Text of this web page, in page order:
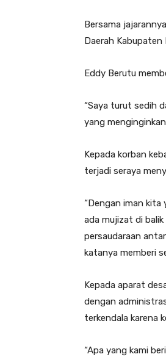
Bersama
Daerah Kabupaten
Eddy Berutu
“Saya turut sedih
yang
Kepada korban
terjadi seraya
“Dengan iman kita
ada mujizat di
persaudaraan
katanya memberi
Kepada aparat
dengan
terkendala karena
“Apa yang kami